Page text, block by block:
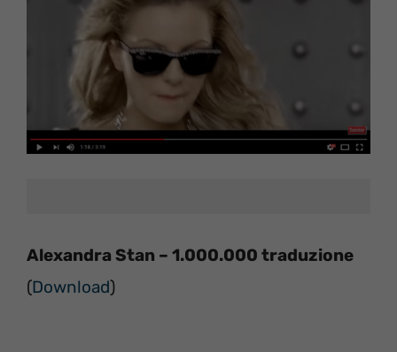
Alexandra Stan – 1.000.000 traduzione
(Download)